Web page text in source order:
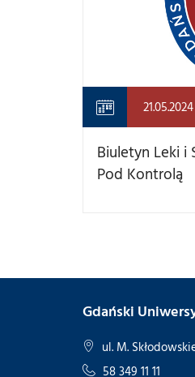
21.05.2024
Biuletyn Leki i
Pod Kontrolą
Gdański
ul. M.
58 349 11 11